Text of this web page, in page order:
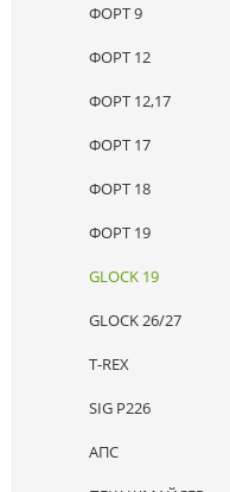
ФОРТ 9
ФОРТ 12
ФОРТ 12,17
ФОРТ 17
ФОРТ 18
ФОРТ 19
GLOCK 19
GLOCK 26/27
T-REX
SIG P226
АПС